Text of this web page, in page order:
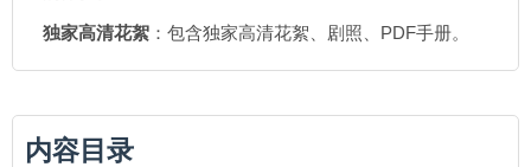
独家高清花絮 ：包含独家高清花絮、剧照、PDF手册。
内容目录